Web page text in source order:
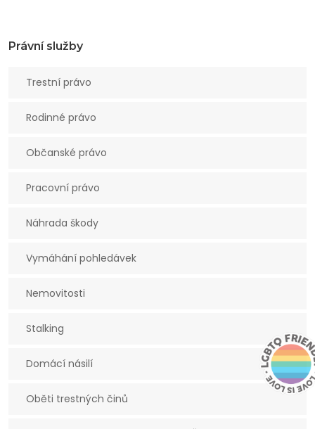
Právní služby
Trestní právo
Rodinné právo
Občanské právo
Pracovní právo
Náhrada škody
Vymáhání pohledávek
Nemovitosti
Stalking
Domácí násilí
Oběti trestných činů